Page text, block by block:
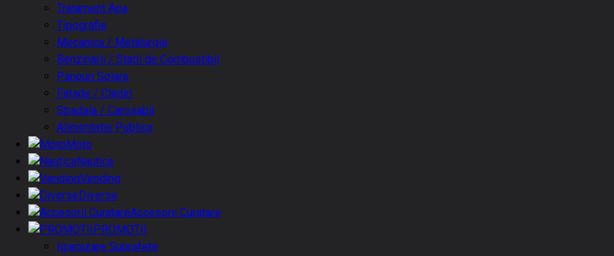
Tratament Apa
Tipografie
Mecanica / Metalurgie
Benzinarii / Statii de Combustibil
Panouri Solare
Fatade / Cladiri
Stradala / Carosabil
Alimentatie Publica
Moto
Nautica
Vending
Diverse
Accesorii Curatare
PROMOTII
Igienizare Suprafete